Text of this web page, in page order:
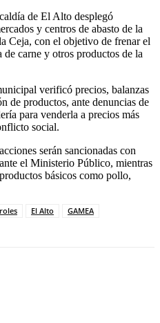
de El Alto desplegó
y centros de abasto de la
Ceja, con el objetivo de frenar el
carne y otros productos de la
verificó precios, balanzas
de productos, ante denuncias de
para venderla a precios más
social.
serán sancionadas con
el Ministerio Público, mientras
básicos como pollo,
El Alto
GAMEA